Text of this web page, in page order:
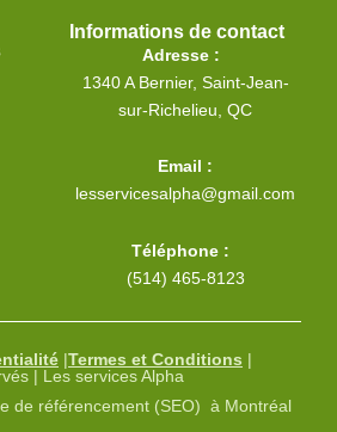
Informations de contact
Adresse :
1340 A Bernier, Saint-Jean-
sur-Richelieu, QC
Email :
lesservicesalpha@gmail.com
Téléphone :
(514) 465-8123
|Termes et Conditions |
| Les services Alpha
de référencement (SEO) à Montréal